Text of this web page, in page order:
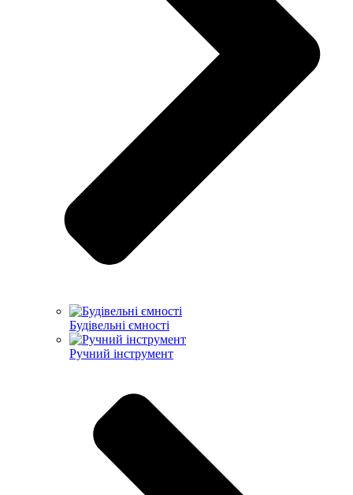
Будівельні ємності
Ручний інструмент